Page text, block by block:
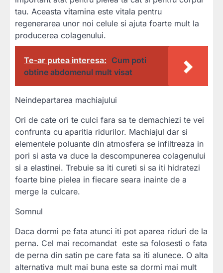
tau. Aceasta vitamina este vitala pentru
regenerarea unor noi celule si ajuta foarte mult la
producerea colagenului.
Te-ar putea interesa: Cum poti
obtine abdomenul mult visat
Neindepartarea machiajului
Ori de cate ori te culci fara sa te demachiezi te vei
confrunta cu aparitia ridurilor. Machiajul dar si
elementele poluante din atmosfera se infiltreaza in
pori si asta va duce la descompunerea colagenului
si a elastinei. Trebuie sa iti cureti si sa iti hidratezi
foarte bine pielea in fiecare seara inainte de a
merge la culcare.
Somnul
Daca dormi pe fata atunci iti pot aparea riduri de la
perna. Cel mai recomandat este sa folosesti o fata
de perna din satin pe care fata sa iti alunece. O alta
alternativa mult mai buna este sa dormi mai mult